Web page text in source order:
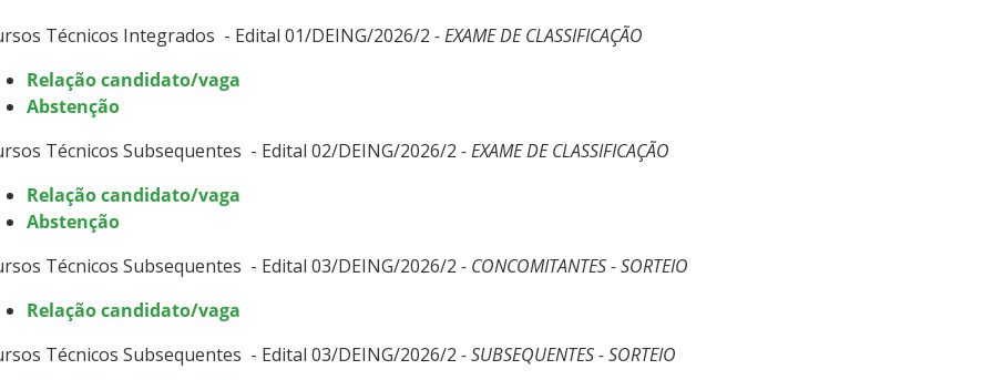
Técnicos Integrados - Edital 01/DEING/2026/2 - EXAME DE CLASSIFICAÇÃO
Relação candidato/vaga
Abstenção
Técnicos Subsequentes - Edital 02/DEING/2026/2 - EXAME DE CLASSIFICAÇÃO
Relação candidato/vaga
Abstenção
Técnicos Subsequentes - Edital 03/DEING/2026/2 - CONCOMITANTES - SORTEIO
Relação candidato/vaga
Técnicos Subsequentes - Edital 03/DEING/2026/2 - SUBSEQUENTES - SORTEIO